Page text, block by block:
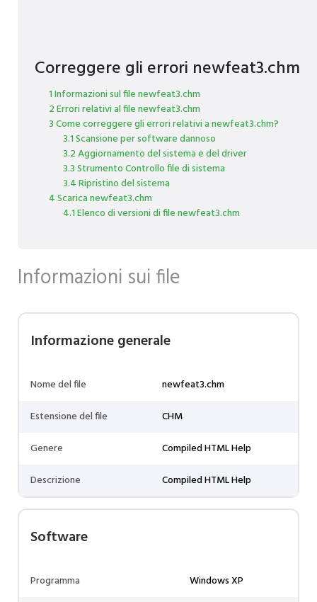
Correggere gli errori newfeat3.chm
1 Informazioni sul file newfeat3.chm
2 Errori relativi al file newfeat3.chm
3 Come correggere gli errori relativi a newfeat3.chm?
3.1 Scansione per software dannoso
3.2 Aggiornamento del sistema e del driver
3.3 Strumento Controllo file di sistema
3.4 Ripristino del sistema
4 Scarica newfeat3.chm
4.1 Elenco di versioni di file newfeat3.chm
Informazioni sui file
Informazione generale
Nome del file
newfeat3.chm
Estensione del file
CHM
Genere
Compiled HTML Help
Descrizione
Compiled HTML Help
Software
Programma Windows XP